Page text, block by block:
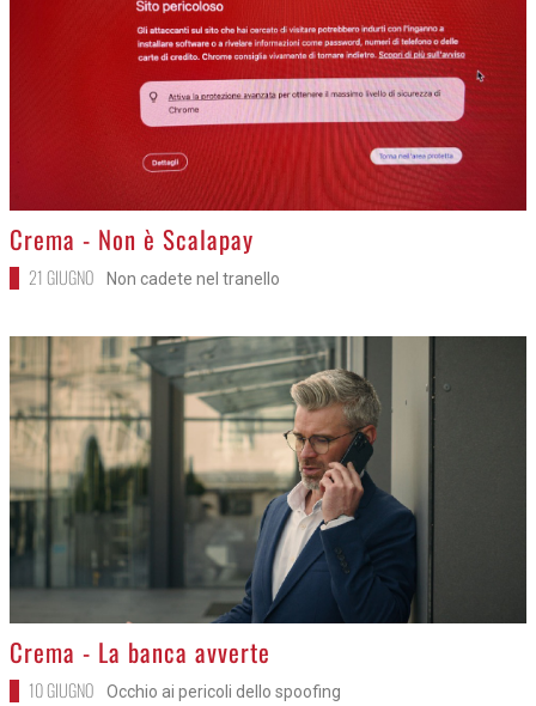
>
Crema - Non è Scalapay
21 GIUGNO Non cadete nel tranello
>
Crema - La banca avverte
10 GIUGNO Occhio ai pericoli dello spoofing